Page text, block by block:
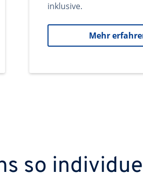
inklusive.
Mehr
so